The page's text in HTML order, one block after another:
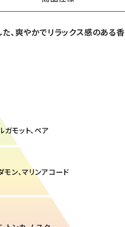
、爽やかでリラックス感のある香
ガモット、ペア
モン、マリンアコード